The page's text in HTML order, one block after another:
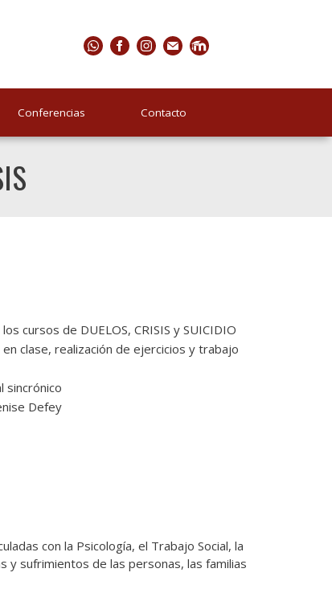
Conferencias Contacto
cursos de DUELOS, CRISIS y SUICIDIO
clase, realización de ejercicios y trabajo
sincrónico
Defey
con la Psicología, el Trabajo Social, la
y sufrimientos de las personas, las familias